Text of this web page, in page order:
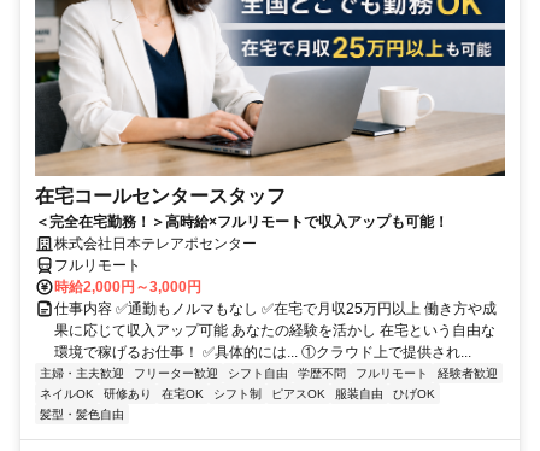
在宅コールセンタースタッフ
＜完全在宅勤務！＞高時給×フルリモートで収入アップも可能！
株式会社日本テレアポセンター
フルリモート
時給2,000円～3,000円
仕事内容 ✅通勤もノルマもなし ✅在宅で月収25万円以上 働き方や成
果に応じて収入アップ可能 あなたの経験を活かし 在宅という自由な
環境で稼げるお仕事！ ✅具体的には... ①クラウド上で提供され...
主婦・主夫歓迎 フリーター歓迎 シフト自由 学歴不問 フルリモート
経験者歓迎
ネイルOK
研修あり 在宅OK シフト制 ピアスOK 服装自由
ひげOK
髪型・髪色自由